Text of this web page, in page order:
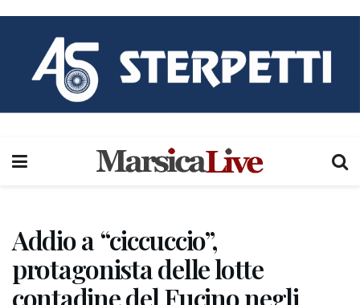
Addio a “ciccuccio”,
protagonista delle lotte
contadine del Fucino negli